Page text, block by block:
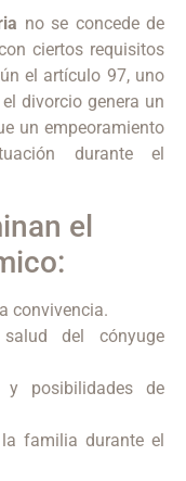
no se concede de
ciertos requisitos
el artículo 97, uno
divorcio genera un
un empeoramiento
durante el
el
convivencia.
del cónyuge
y posibilidades de
familia durante el